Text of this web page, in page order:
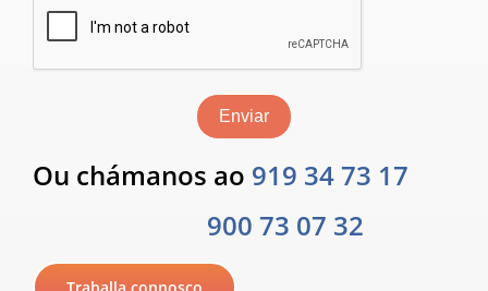
Enviar
Ou chámanos ao 919 34 73 17
900 73 07 32